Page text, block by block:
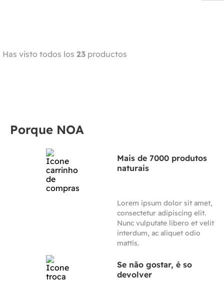
Has visto todos los 23 productos
Porque NOA
Mais de 7000 produtos
naturais
Lorem ipsum dolor sit amet,
consectetur adipiscing elit.
Nunc vulputate libero et velit
interdum, ac aliquet odio
mattis.
Se não gostar, é so
devolver